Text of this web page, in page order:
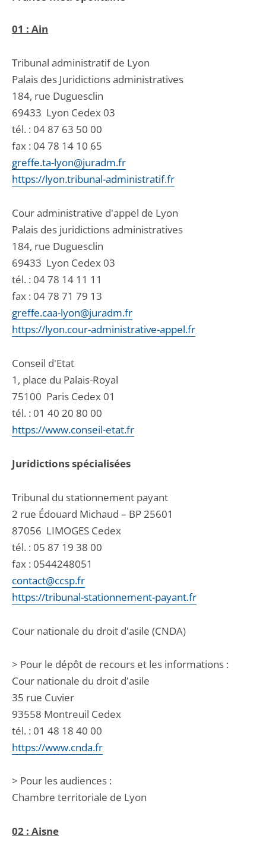
01 : Ain
Tribunal administratif de Lyon
Palais des Juridictions administratives
184, rue Duguesclin
69433 Lyon Cedex 03
tél. : 04 87 63 50 00
fax : 04 78 14 10 65
greffe.ta-lyon@juradm.fr
https://lyon.tribunal-administratif.fr
Cour administrative d'appel de Lyon
Palais des juridictions administratives
184, rue Duguesclin
69433 Lyon Cedex 03
tél. : 04 78 14 11 11
fax : 04 78 71 79 13
greffe.caa-lyon@juradm.fr
https://lyon.cour-administrative-appel.fr
Conseil d'Etat
1, place du Palais-Royal
75100 Paris Cedex 01
tél. : 01 40 20 80 00
https://www.conseil-etat.fr
Juridictions spécialisées
Tribunal du stationnement payant
2 rue Édouard Michaud – BP 25601
87056 LIMOGES Cedex
tél. : 05 87 19 38 00
fax : 0544248051
contact@ccsp.fr
https://tribunal-stationnement-payant.fr
Cour nationale du droit d'asile (CNDA)
> Pour le dépôt de recours et les informations :
Cour nationale du droit d'asile
35 rue Cuvier
93558 Montreuil Cedex
tél. : 01 48 18 40 00
https://www.cnda.fr
> Pour les audiences :
Chambre territoriale de Lyon
02 : Aisne